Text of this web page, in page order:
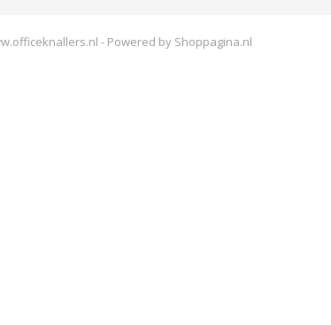
- Powered by Shoppagina.nl